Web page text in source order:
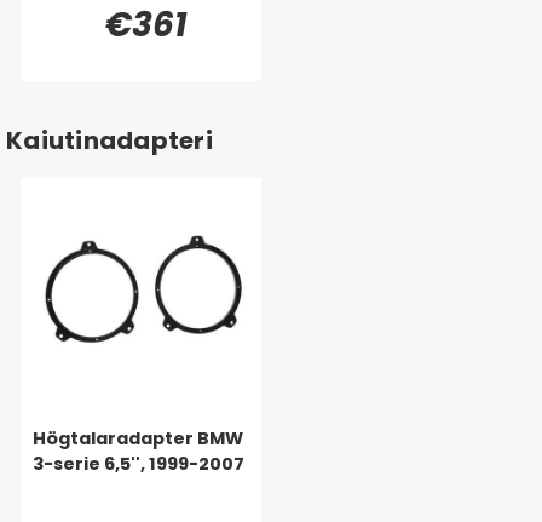
€361
Kaiutinadapteri
Högtalaradapter BMW
3-serie 6,5'', 1999-2007